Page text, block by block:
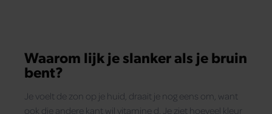
Waarom lijk je slanker als je bruin
bent?
Je voelt de zon op je huid, draait je nog eens om, want
ook die andere kant wil vitamine d. Je ziet hoeveel kleur